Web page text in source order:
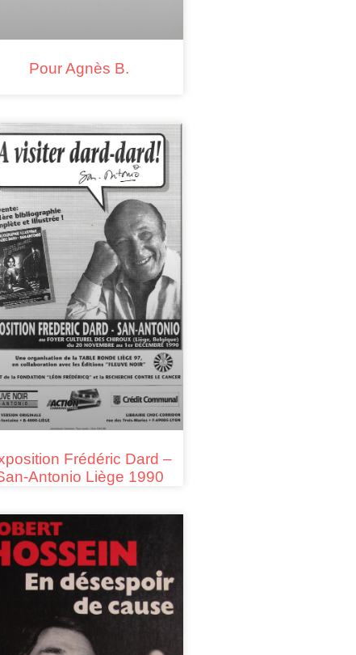
Pour Agnès B.
Frédéric Dard –
Antonio Liège 1990